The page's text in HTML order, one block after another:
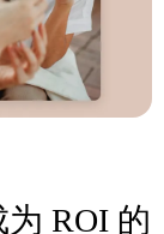
ROI 的